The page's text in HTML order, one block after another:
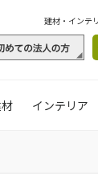
建材・インテ
インテリア